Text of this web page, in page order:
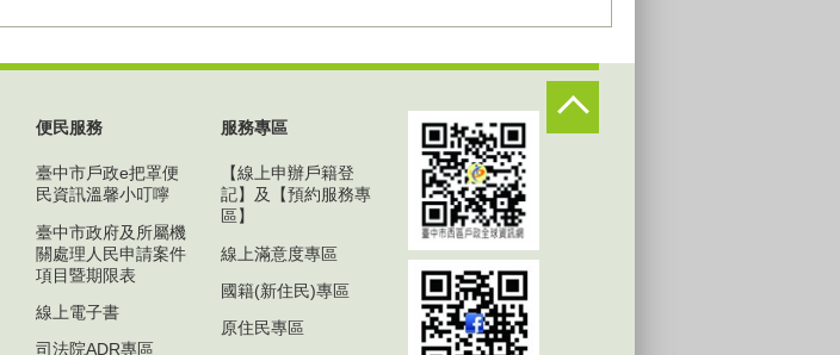
便民服務
臺中市戶政e把罩便
民資訊溫馨小叮嚀
臺中市政府及所屬機
關處理人民申請案件
項目暨期限表
線上電子書
司法院ADR專區
服務專區
【線上申辦戶籍登
記】及【預約服務專
區】
線上滿意度專區
國籍(新住民)專區
原住民專區